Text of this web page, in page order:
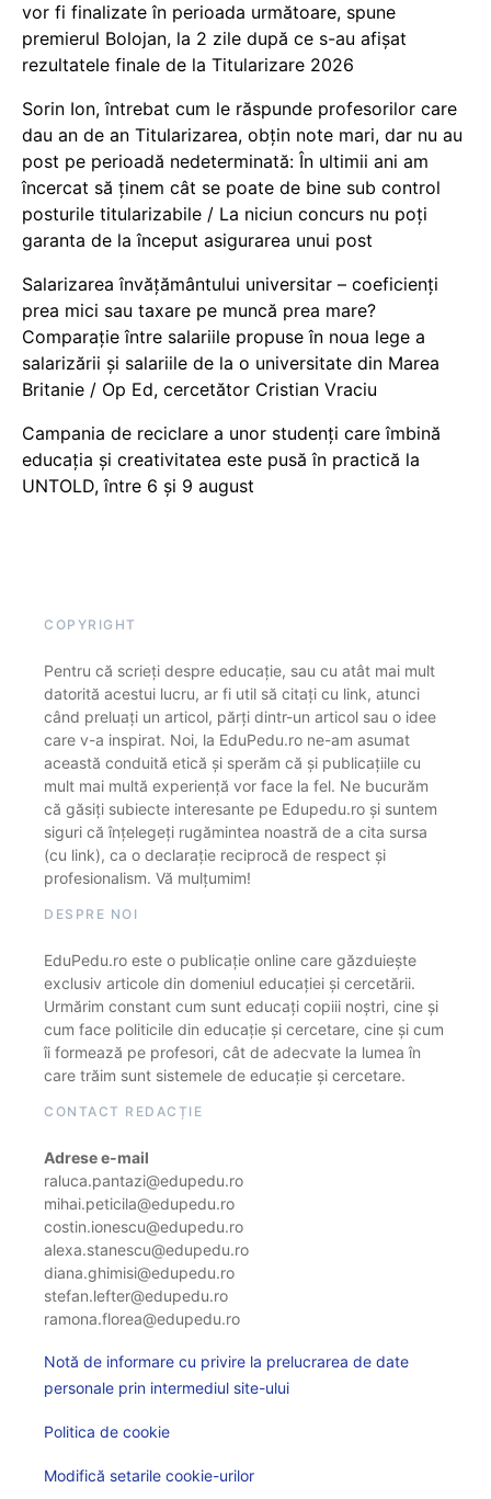
vor fi finalizate în perioada următoare, spune
premierul Bolojan, la 2 zile după ce s-au afișat
rezultatele finale de la Titularizare 2026
Sorin Ion, întrebat cum le răspunde profesorilor care
dau an de an Titularizarea, obțin note mari, dar nu au
post pe perioadă nedeterminată: În ultimii ani am
încercat să ținem cât se poate de bine sub control
posturile titularizabile / La niciun concurs nu poți
garanta de la început asigurarea unui post
Salarizarea învățământului universitar – coeficienți
prea mici sau taxare pe muncă prea mare?
Comparație între salariile propuse în noua lege a
salarizării și salariile de la o universitate din Marea
Britanie / Op Ed, cercetător Cristian Vraciu
Campania de reciclare a unor studenți care îmbină
educația și creativitatea este pusă în practică la
UNTOLD, între 6 și 9 august
COPYRIGHT
Pentru că scrieți despre educație, sau cu atât mai mult
datorită acestui lucru, ar fi util să citați cu link, atunci
când preluați un articol, părți dintr-un articol sau o idee
care v-a inspirat. Noi, la EduPedu.ro ne-am asumat
această conduită etică și sperăm că și publicațiile cu
mult mai multă experiență vor face la fel. Ne bucurăm
că găsiți subiecte interesante pe Edupedu.ro și suntem
siguri că înțelegeți rugămintea noastră de a cita sursa
(cu link), ca o declarație reciprocă de respect și
profesionalism. Vă mulțumim!
DESPRE NOI
EduPedu.ro este o publicație online care găzduiește
exclusiv articole din domeniul educației și cercetării.
Urmărim constant cum sunt educați copiii noștri, cine și
cum face politicile din educație și cercetare, cine și cum
îi formează pe profesori, cât de adecvate la lumea în
care trăim sunt sistemele de educație și cercetare.
CONTACT REDACȚIE
Adrese e-mail
raluca.pantazi@edupedu.ro
mihai.peticila@edupedu.ro
costin.ionescu@edupedu.ro
alexa.stanescu@edupedu.ro
diana.ghimisi@edupedu.ro
stefan.lefter@edupedu.ro
ramona.florea@edupedu.ro
Notă de informare cu privire la prelucrarea de date
personale prin intermediul site-ului
Politica de cookie
Modifică setarile cookie-urilor